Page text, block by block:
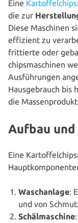
Eine
die zur
Diese Maschinen
effizient zu
frit­tier­te oder
chips­ma­schi­nen
Aus­füh­run­gen
Haus­ge­brauch bis
die
Aufbau
Eine
Wasch­an­la­ge:
und von
Schäl­ma­schi­ne